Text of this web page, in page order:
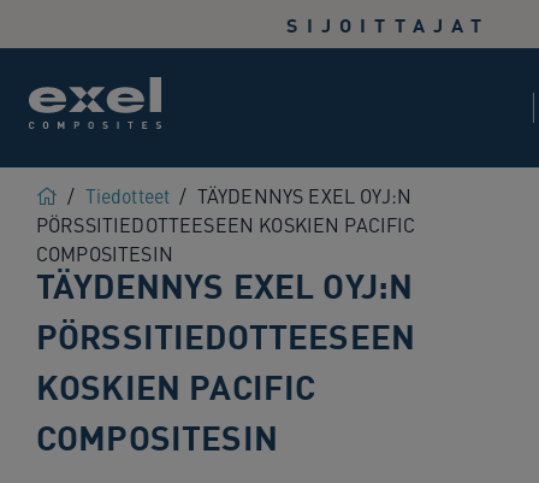
links
navigate
sections
website
search
SIJOITTAJAT
Home
/ Tiedotteet /
TÄYDENNYS EXEL OYJ:N
PÖRSSITIEDOTTEESEEN KOSKIEN PACIFIC
COMPOSITESIN
TÄYDENNYS EXEL OYJ:N
PÖRSSITIEDOTTEESEEN
KOSKIEN PACIFIC
COMPOSITESIN